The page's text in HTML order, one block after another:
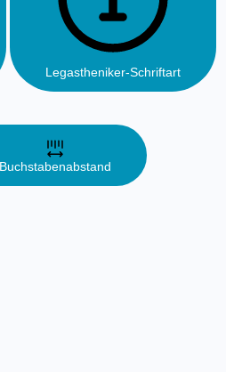
Legastheniker-Schriftart
Buchstabenabstand